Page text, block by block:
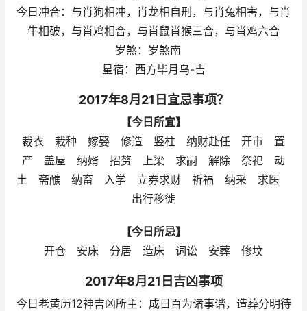
今日冲合：与肖狗相冲，肖龙相自刑，与肖兔相害，与肖
牛相破，与肖鸡相合，与肖鼠肖猴三合，与肖鸡六合
岁煞：岁煞南
星宿：西方毕月乌-吉
2017年8月21日宜忌事项？
【今日所宜】
裁衣 栽种 嫁娶 修造 竖柱 纳财赴任 开市 置
产 盖屋 纳婿 招赘 上梁 求嗣 解除 祭祀 动
土 斋醮 纳畜 入学 立券求财 祈福 纳采 求医
出行移徙
【今日所忌】
开仓 安床 分居 造床 词讼 安葬 修坟
2017年8月21日吉凶事项
今日老黄历12神吉凶所主：成日百为诸事谐，造葬分明待